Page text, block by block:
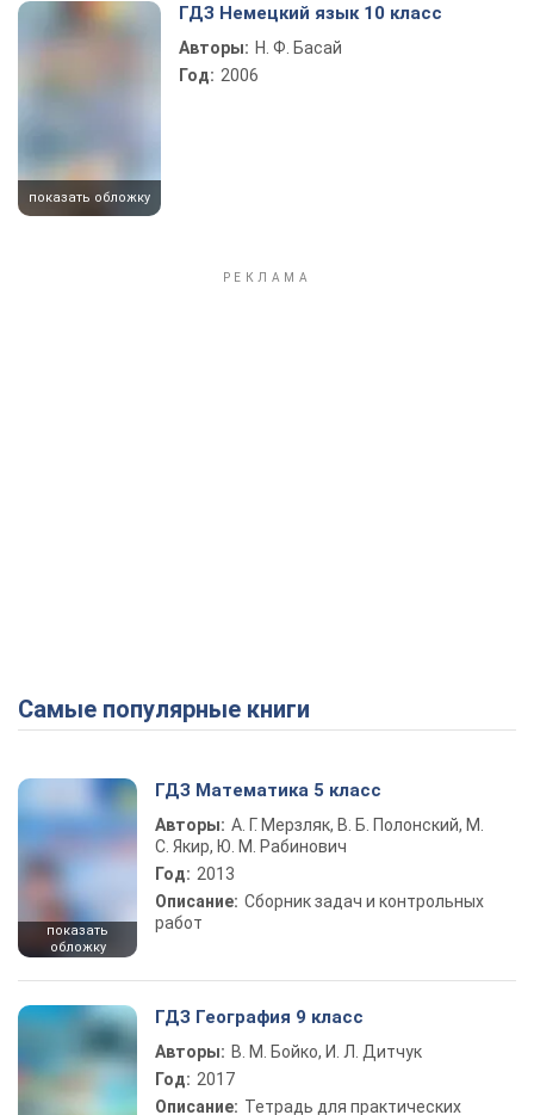
Play Video
показать обложку
ГДЗ Немецкий язык 10 класс
Авторы: Н. Ф. Басай
Год: 2006
Самые популярные книги
показать
обложку
ГДЗ Математика 5 класс
Авторы: А. Г. Мерзляк, В. Б. Полонский, М.
С. Якир, Ю. М. Рабинович
Год: 2013
Описание: Сборник задач и контрольных
работ
ГДЗ География 9 класс
Авторы: В. М. Бойко, И. Л. Дитчук
Год: 2017
Описание: Тетрадь для практических